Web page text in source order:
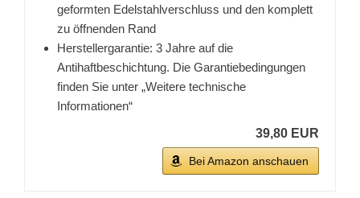
geformten Edelstahlverschluss und den komplett
zu öffnenden Rand
Herstellergarantie: 3 Jahre auf die
Antihaftbeschichtung. Die Garantiebedingungen
finden Sie unter „Weitere technische
Informationen“
39,80 EUR
Bei Amazon anschauen